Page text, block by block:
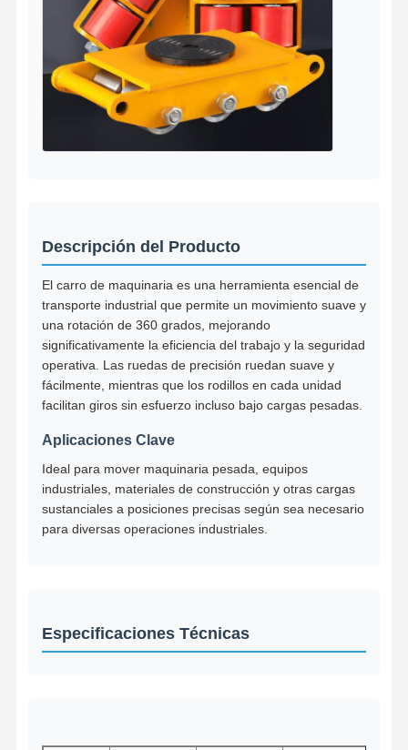
Inicio Productos
Nosotros
Descripción del Producto
El carro de maquinaria es una herramienta esencial de
transporte industrial que permite un movimiento suave y
una rotación de 360 grados, mejorando
significativamente la eficiencia del trabajo y la seguridad
operativa. Las ruedas de precisión ruedan suave y
fácilmente, mientras que los rodillos en cada unidad
facilitan giros sin esfuerzo incluso bajo cargas pesadas.
Aplicaciones Clave
Ideal para mover maquinaria pesada, equipos
industriales, materiales de construcción y otras cargas
sustanciales a posiciones precisas según sea necesario
para diversas operaciones industriales.
Especificaciones Técnicas